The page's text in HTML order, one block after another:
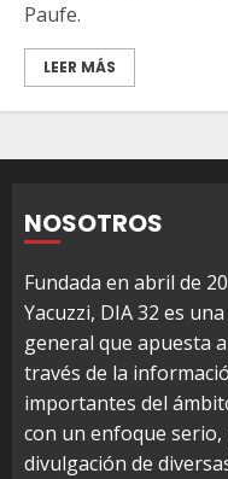
Paufe.
LEER MÁS
NOSOTROS
Fundada en abril de
Yacuzzi, DIA 32 es
general que apuesta
través de la
importantes del
con un enfoque
divulgación de